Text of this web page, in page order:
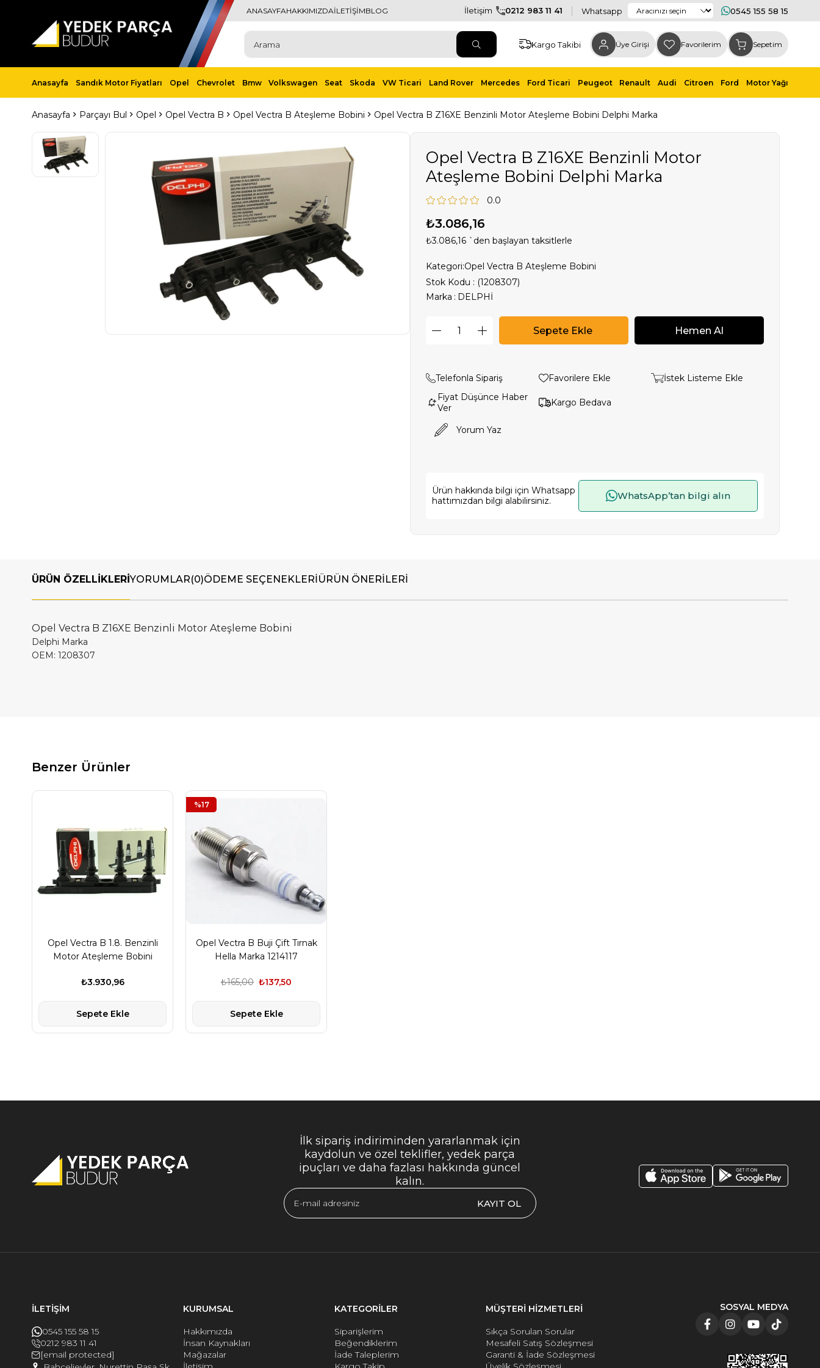
ANASAYFAHAKKIMIZDAİLETİŞİMBLOG İletişim 0212 983 11 41 Whatsapp 0545 155 58 15
Kargo Takibi Üye Girişi Favorilerim Sepetim
Anasayfa Sandık Motor Fiyatları Opel Chevrolet Bmw Volkswagen Seat Skoda VW Ticari Land Rover Mercedes Ford Ticari Peugeot Renault Audi Citroen Ford Motor Yağı
Anasayfa Parçayı Bul Opel Opel Vectra B Opel Vectra B Ateşleme Bobini Opel Vectra B Z16XE Benzinli Motor Ateşleme Bobini Delphi Marka
Opel Vectra B Z16XE Benzinli Motor
Ateşleme Bobini Delphi Marka
0.0
₺3.086,16
₺3.086,16 `den başlayan taksitlerle
Kategori:Opel Vectra B Ateşleme Bobini
Stok Kodu
(1208307)
Marka : DELPHİ
Telefonla Sipariş Favorilere Ekle
İstek Listeme Ekle
Fiyat Düşünce Haber
Ver
Kargo Bedava
Yorum Yaz
Ürün hakkında bilgi için Whatsapp
hattımızdan bilgi alabilirsiniz.
WhatsApp’tan bilgi alın
ÜRÜN ÖZELLIKLERIYORUMLAR(0)ÖDEME SEÇENEKLERIÜRÜN ÖNERILERI
Opel Vectra B Z16XE Benzinli Motor Ateşleme Bobini
Delphi Marka
OEM: 1208307
Benzer Ürünler
Opel Vectra B 1.8. Benzinli
Motor Ateşleme Bobini
₺3.930,96
Sepete Ekle
Opel Vectra B Buji Çift Tırnak
Hella Marka 1214117
₺137,50
₺165,00
Sepete Ekle
%17
İlk sipariş indiriminden yararlanmak için
kaydolun ve özel teklifler, yedek parça
ipuçları ve daha fazlası hakkında güncel
kalın.
KAYIT OL
İLETİŞİM
0545 155 58 15
0212 983 11 41
[email protected]
KURUMSAL
Hakkımızda
İnsan Kaynakları
Mağazalar
KATEGORİLER
Siparişlerim
Beğendiklerim
İade Taleplerim
MÜŞTERİ HİZMETLERİ
Sıkça Sorulan Sorular
Mesafeli Satış Sözleşmesi
Garanti & İade Sözleşmesi
SOSYAL MEDYA